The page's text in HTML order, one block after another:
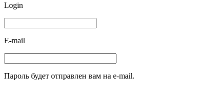
Login
E-mail
Пароль будет отправлен вам на e-mail.